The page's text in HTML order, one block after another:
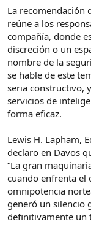
La recomendación
reúne a los
compañía, donde
discreción o un
nombre de la
se hable de este
seria constructivo,
servicios de
forma eficaz.
Lewis H. Lapham,
declaro en Davos
“La gran
cuando enfrenta el
omnipotencia
generó un silencio
definitivamente un